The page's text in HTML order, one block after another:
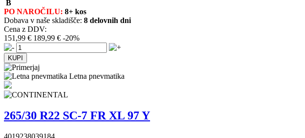
B
PO NAROČILU: 8+ kos
Dobava v naše skladišče: 8 delovnih dni
Cena z DDV:
151,99 € 189,99 € -20%
Letna pnevmatika
265/30 R22 SC-7 FR XL 97 Y
4019238039184